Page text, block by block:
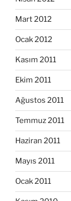
Mart 2012
Ocak 2012
Kasım 2011
Ekim 2011
Ağustos 2011
Temmuz 2011
Haziran 2011
Mayıs 2011
Ocak 2011